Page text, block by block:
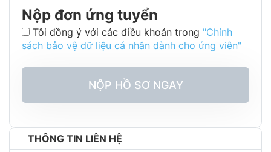
Nộp đơn ứng tuyển
Tôi đồng ý với các điều khoản trong "Chính
sách bảo vệ dữ liệu cá nhân dành cho ứng viên"
NỘP HỒ SƠ NGAY
THÔNG TIN LIÊN HỆ